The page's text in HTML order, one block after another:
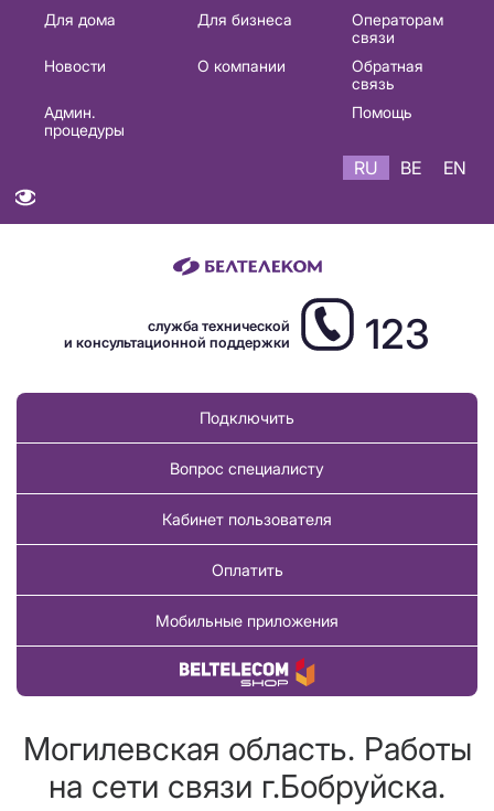
Основная
навигация
Для дома Для бизнеса
Операторам
связи
Новости
О компании
Обратная
связь
Админ.
процедуры
Помощь
RU BE EN
служба технической
и консультационной поддержки
123
Подключить
Вопрос специалисту
Кабинет пользователя
Оплатить
Мобильные приложения
Купить товар
Могилевская область. Работы
на сети связи г.Бобруйска.